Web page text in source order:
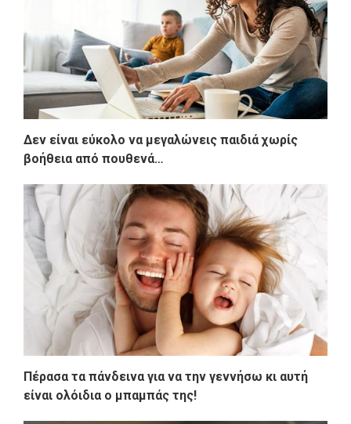
Δεν είναι εύκολο να μεγαλώνεις παιδιά χωρίς
βοήθεια από πουθενά…
Πέρασα τα πάνδεινα για να την γεννήσω κι αυτή
είναι ολόιδια ο μπαμπάς της!